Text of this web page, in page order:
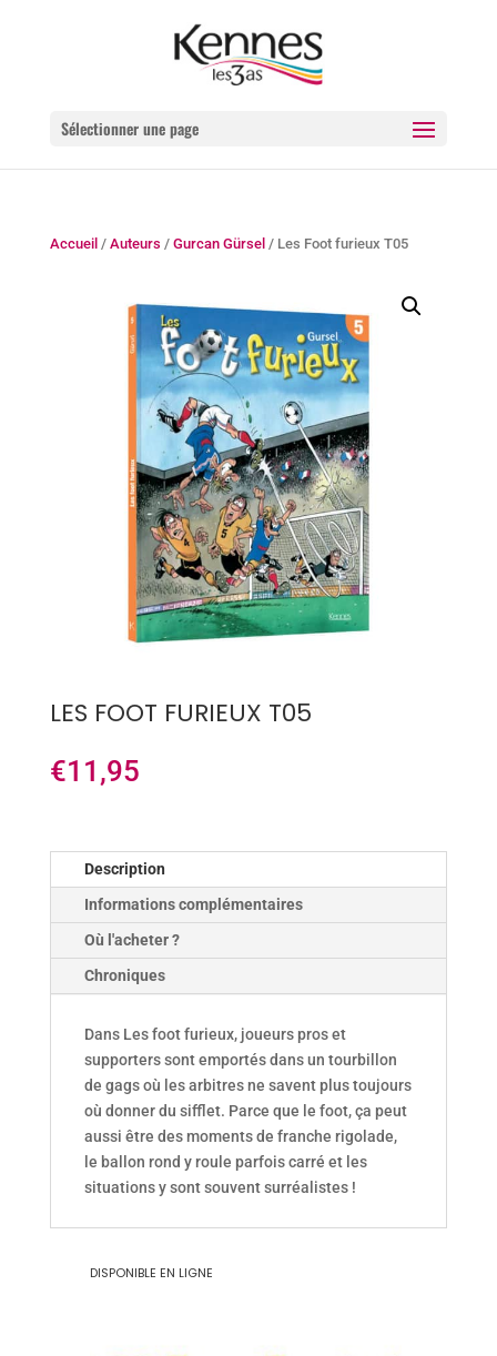
Sélectionner une page
Accueil / Auteurs / Gurcan Gürsel / Les Foot furieux T05
LES FOOT FURIEUX T05
€11,95
Description
Informations complémentaires
Où l'acheter ?
Chroniques
Dans Les foot furieux, joueurs pros et
supporters sont emportés dans un tourbillon
de gags où les arbitres ne savent plus toujours
où donner du sifflet. Parce que le foot, ça peut
aussi être des moments de franche rigolade,
le ballon rond y roule parfois carré et les
situations y sont souvent surréalistes !
DISPONIBLE EN LIGNE